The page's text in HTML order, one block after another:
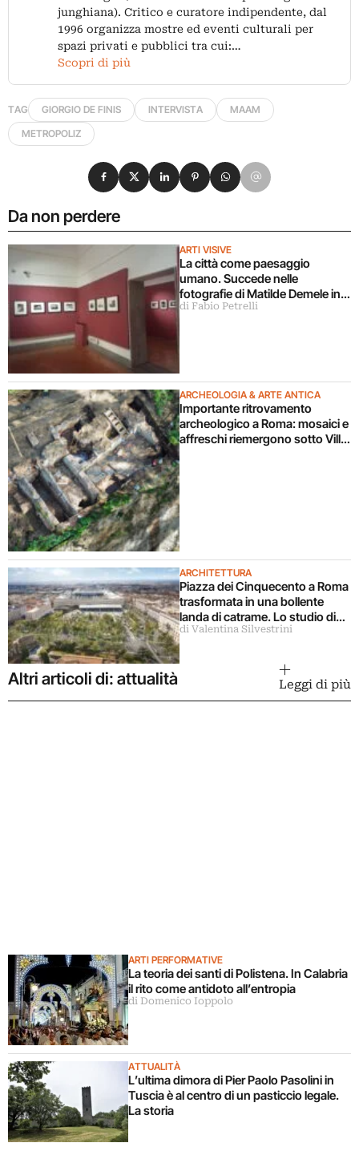
junghiana). Critico e curatore indipendente, dal
1996 organizza mostre ed eventi culturali per
spazi privati e pubblici tra cui:…
Scopri di più
TAG GIORGIO DE FINIS INTERVISTA
MAAM
METROPOLIZ
Da non perdere
ARTI VISIVE
La città come paesaggio
umano. Succede nelle
fotografie di Matilde Demele in
mostra a Roma
di Fabio Petrelli
ARCHEOLOGIA & ARTE ANTICA
Importante ritrovamento
archeologico a Roma: mosaici e
affreschi riemergono sotto Villa
ARCHITETTURA
Piazza dei Cinquecento a Roma
trasformata in una bollente
landa di catrame. Lo studio di
architettura disconosce il
di Valentina Silvestrini
Condividi su Facebook
Condividi su X
Condividi su LinkedIn
Condividi su Pinterest
Condividi su WhatsApp
Condividi su Email
Altri articoli di: attualità Leggi di più
ARTI PERFORMATIVE
La teoria dei santi di Polistena. In Calabria
il rito come antidoto all’entropia
di Domenico Ioppolo
ATTUALITÀ
L’ultima dimora di Pier Paolo Pasolini in
Tuscia è al centro di un pasticcio legale.
La storia